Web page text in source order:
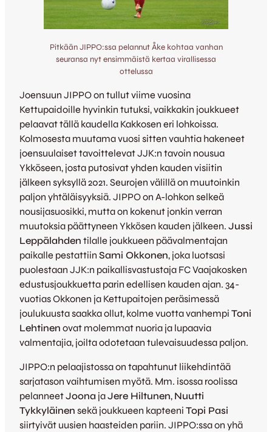
Pitkään JIPPO:ssa pelannut Åke kohtaa vanhan
seuransa nyt ensimmäistä kertaa virallisessa
ottelussa
Joensuun JIPPO on tullut viime vuosina
Kettupaidoille hyvinkin tutuksi, vaikkakin joukkueet
pelaavat tällä kaudella Kakkosen eri lohkoissa.
Kolmosesta muutama vuosi sitten vauhtia hakeneet
joensuulaiset tavoittelevat JJK:n tavoin nousua
Ykköseen, josta putosivat yhden kauden visiitin
jälkeen syksyllä 2021. Seurojen välillä on muutoinkin
paljon yhtäläisyyksiä. JIPPO on A-lohkon selkeä
nousijasuosikki, mutta on kokenut jonkin verran
muutoksia päättyneen Ykkösen kauden jälkeen. Jussi
Leppälahden tilalle joukkueen päävalmentajan
paikalle pestattiin Sami Okkonen, joka luotsasi
puolestaan JJK:n paikallisvastustaja FC Vaajakosken
edustusjoukkuetta parin edellisen kauden ajan. 34-
vuotias Okkonen ja Kettupaitojen peräsimessä
joulukuusta saakka ollut, kolme vuotta vanhempi Toni
Lehtinen ovat molemmat nuoria ja lupaavia
valmentajia, joilta odotetaan tulevaisuudessa paljon.
JIPPO:n pelaajistossa on tapahtunut liikehdintää
sarjatason vaihtumisen myötä. Mm. isossa roolissa
pelanneetJoona jaJere Hiltunen, Nuutti
Tykkyläinen sekä joukkueen kapteeni Topi Pasi
siirtyivät uusien haasteiden pariin. JIPPO:ssa on yhä